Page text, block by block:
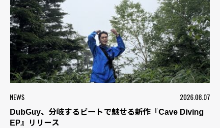
NEWS 2026.08.07
DubGuy、分岐するビートで魅せる新作『Cave Diving
EP』リリース